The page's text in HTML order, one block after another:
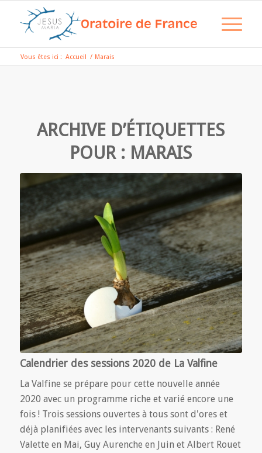
Vous êtes ici : Accueil / Marais
ARCHIVE D’ÉTIQUETTES
POUR : MARAIS
Calendrier des sessions 2020 de La Valfine
La Valfine se prépare pour cette nouvelle année
2020 avec un programme riche et varié encore une
fois ! Trois sessions ouvertes à tous sont d'ores et
déjà planifiées avec les intervenants suivants : René
Valette en Mai, Guy Aurenche en Juin et Albert Rouet